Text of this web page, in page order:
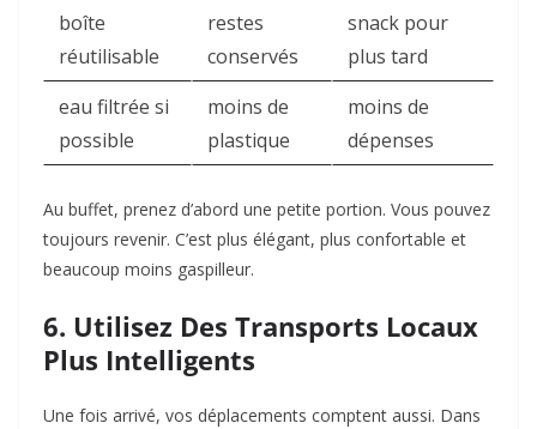
boîte
réutilisable
restes
conservés
snack pour
plus tard
eau filtrée si
possible
moins de
plastique
moins de
dépenses
Au buffet, prenez d’abord une petite portion. Vous pouvez
toujours revenir. C’est plus élégant, plus confortable et
beaucoup moins gaspilleur.
6. Utilisez Des Transports Locaux
Plus Intelligents
Une fois arrivé, vos déplacements comptent aussi. Dans